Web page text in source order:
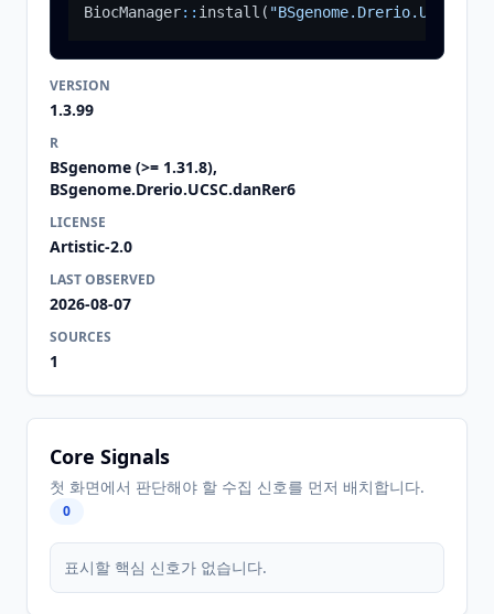
BiocManager:: install (
VERSION
1.3.99
R
BSgenome (>= 1.31.8),
BSgenome.Drerio.UCSC.danRer6
LICENSE
Artistic-2.0
LAST OBSERVED
2026-08-07
SOURCES
1
Core Signals
첫 화면에서 판단해야 할 수집 신호를 먼저 배치합니다.
0
표시할 핵심 신호가 없습니다.